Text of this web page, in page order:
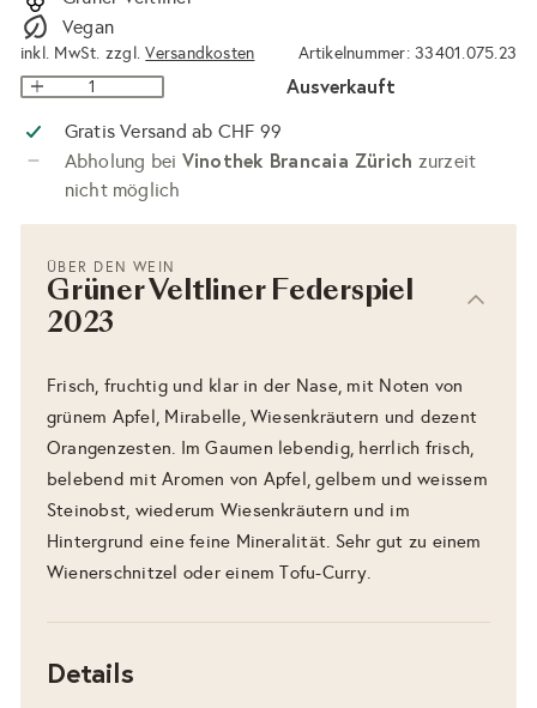
Vegan
inkl. MwSt. zzgl.Versandkosten Artikelnummer: 33401.075.23
Ausverkauft
Gratis Versand ab CHF 99
Abholung bei Vinothek Brancaia Zürich zurzeit
nicht möglich
ÜBER DEN WEIN
Grüner Veltliner Federspiel
2023
Frisch, fruchtig und klar in der Nase, mit Noten von
grünem Apfel, Mirabelle, Wiesenkräutern und dezent
Orangenzesten. Im Gaumen lebendig, herrlich frisch,
belebend mit Aromen von Apfel, gelbem und weissem
Steinobst, wiederum Wiesenkräutern und im
Hintergrund eine feine Mineralität. Sehr gut zu einem
Wienerschnitzel oder einem Tofu-Curry.
Details